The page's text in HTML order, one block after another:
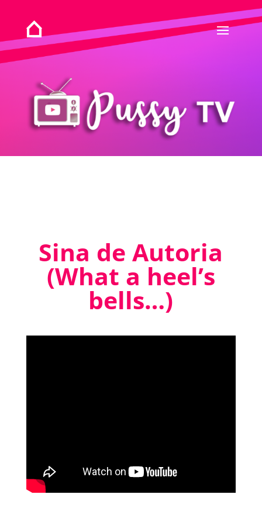
Sina de Autoria
(What a heel’s
bells…)